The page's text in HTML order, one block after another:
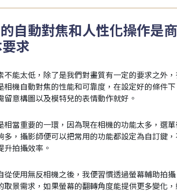
自動對焦和人性化操作是商
求
不能太低，除了是我們對畫質有一定的要求之外，
機自動對焦的性能和可靠度，在設定好的條件下
意構圖以及模特兒的表情動作就好。
相當重要的一環，因為現在相機的功能太多，選單
，攝影師便可以把常用的功能都設定為自訂鍵，
升拍攝效率。
使用無反相機之後，我便習慣透過螢幕輔助拍攝
景需求，如果螢幕的翻轉角度能提供更多變化，